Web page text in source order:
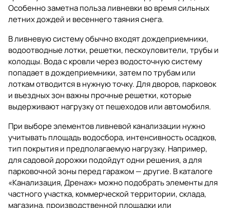
Особенно заметна польза ливневки во время сильных
летних дождей и весеннего таяния снега.
В ливневую систему обычно входят дождеприемники,
водоотводные лотки, решетки, пескоуловители, трубы и
колодцы. Вода с кровли через водосточную систему
попадает в дождеприемники, затем по трубам или
лоткам отводится в нужную точку. Для дворов, парковок
и въездных зон важны прочные решетки, которые
выдерживают нагрузку от пешеходов или автомобиля.
При выборе элементов ливневой канализации нужно
учитывать площадь водосбора, интенсивность осадков,
тип покрытия и предполагаемую нагрузку. Например,
для садовой дорожки подойдут одни решения, а для
парковочной зоны перед гаражом — другие. В каталоге
«Канализация, Дренаж» можно подобрать элементы для
частного участка, коммерческой территории, склада,
магазина, производственной площадки или